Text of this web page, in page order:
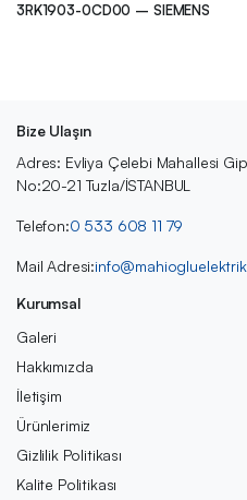
3RK1903-0CD00 – SIEMENS
Bize Ulaşın
Adres: Evliya Çelebi Mahallesi
No:20-21 Tuzla/İSTANBUL
Telefon:0 533 608 11 79
Mail Adresi:
Kurumsal
Galeri
Hakkımızda
İletişim
Ürünlerimiz
Gizlilik Politikası
Kalite Politikası